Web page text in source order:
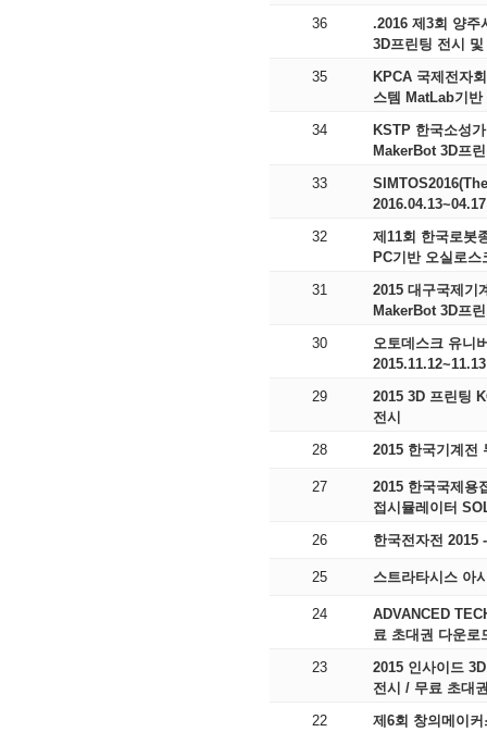
36
.2016 제3회 양주
3D프린팅 전시
35
KPCA 국제전자
스템 MatLab기
34
KSTP 한국소성
MakerBot 3D프
33
32
제11회 한국로봇
PC기반 오실로
31
2015 대구국제기
MakerBot 3D프
30
오토데스크 유니
29
2015 3D 프린팅
전시
28
2015 한국기계전
27
2015 한국국제용
접시뮬레이터
26
한국전자전 2015
25 스트라타시스 아
24
ADVANCED
료 초대권 다운로
23
2015 인사이드
전시 / 무료 초대
22
제6회 창의메이